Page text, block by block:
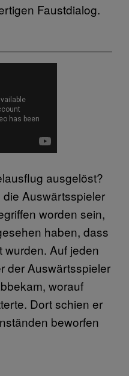
Faustdialog.
ausgelöst?
die Auswärtsspieler
worden sein,
haben, dass
wurden. Auf jeden
der Auswärtsspieler
worauf
Dort schien er
beworfen